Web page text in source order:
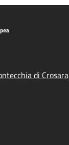
di Crosara